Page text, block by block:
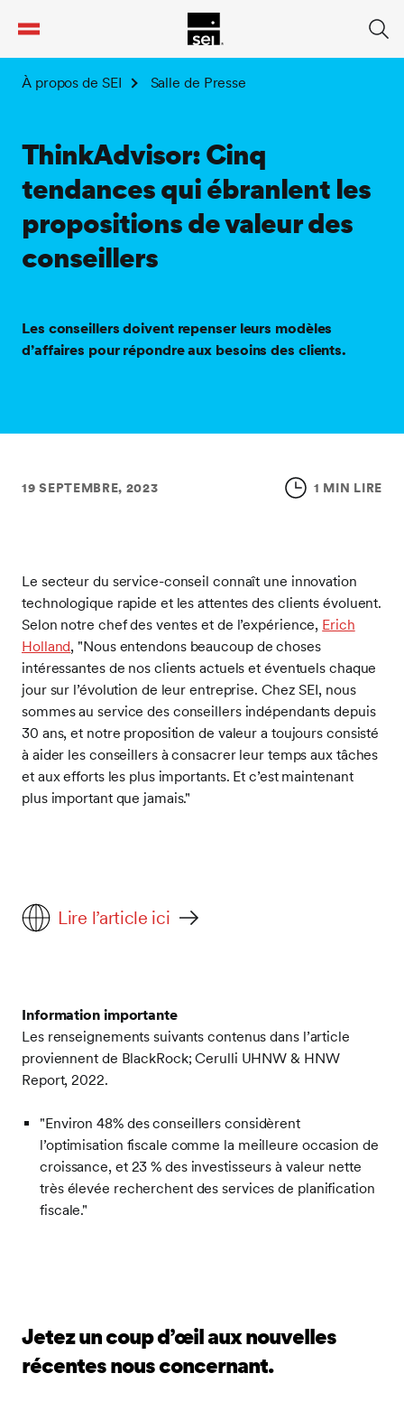
À propos de SEI Salle de Presse
ThinkAdvisor: Cinq
tendances qui ébranlent les
propositions de valeur des
conseillers
Les conseillers doivent repenser leurs modèles
d’affaires pour répondre aux besoins des clients.
19 SEPTEMBRE, 2023 1 MIN LIRE
Le secteur du service-conseil connaît une innovation
technologique rapide et les attentes des clients évoluent.
Selon notre chef des ventes et de l’expérience, Erich
Holland, "Nous entendons beaucoup de choses
intéressantes de nos clients actuels et éventuels chaque
jour sur l’évolution de leur entreprise. Chez SEI, nous
sommes au service des conseillers indépendants depuis
30 ans, et notre proposition de valeur a toujours consisté
à aider les conseillers à consacrer leur temps aux tâches
et aux efforts les plus importants. Et c’est maintenant
plus important que jamais."
Lire l’article ici
Information importante
Les renseignements suivants contenus dans l’article
proviennent de BlackRock; Cerulli UHNW & HNW
Report, 2022.
"Environ 48% des conseillers considèrent
l’optimisation fiscale comme la meilleure occasion de
croissance, et 23 % des investisseurs à valeur nette
très élevée recherchent des services de planification
fiscale."
Jetez un coup d’œil aux nouvelles
récentes nous concernant.